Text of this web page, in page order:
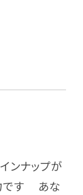
ンナップが
です あな